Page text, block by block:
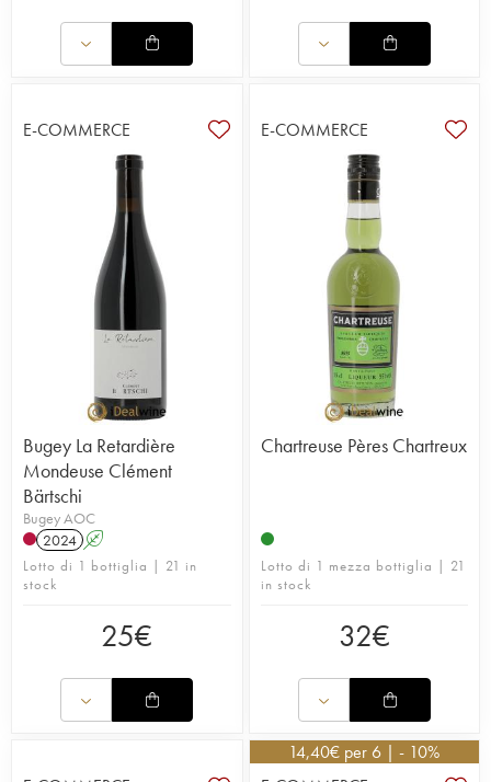
E-COMMERCE
Bugey La Retardière
Mondeuse Clément
Bärtschi
Bugey AOC
2024 A
Lotto di 1 bottiglia | 21 in
stock
25€
E-COMMERCE
Chartreuse Pères Chartreux
Lotto di 1 mezza bottiglia | 21
in stock
32€
14,40€ per 6 | - 10%